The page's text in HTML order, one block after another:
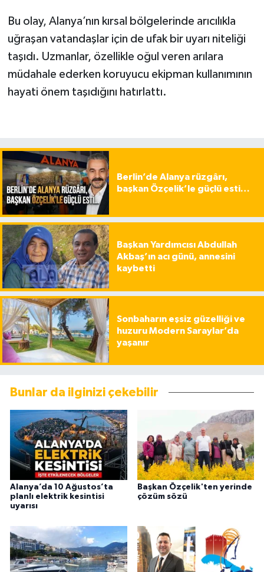
Bu olay, Alanya’nın kırsal bölgelerinde arıcılıkla
uğraşan vatandaşlar için de ufak bir uyarı niteliği
taşıdı. Uzmanlar, özellikle oğul veren arılara
müdahale ederken koruyucu ekipman kullanımının
hayati önem taşıdığını hatırlattı.
Berlin’de Alanya rüzgârı,
başkan Özçelik’le güçlü esti…
Başkan Yardımcısı Abdullah
Akbaş’ın acı günü, annesini
kaybetti
Sonbaharın eşsiz güzelliği ve
huzuru Modern Saraylar’da
yaşanır
Bunlar da ilginizi çekebilir
Alanya’da 10 Ağustos’ta
planlı elektrik kesintisi
uyarısı
Başkan Özçelik'ten yerinde
çözüm sözü